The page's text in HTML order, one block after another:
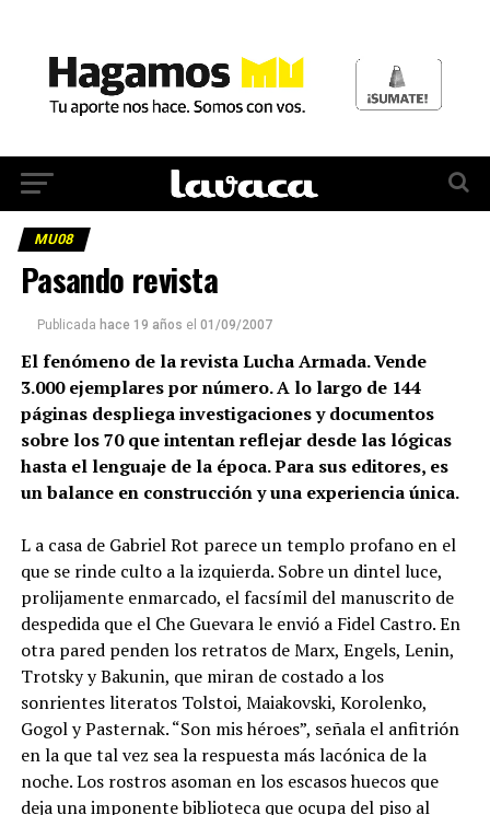
MU08
Pasando revista
Publicada hace 19 años el 01/09/2007
El fenómeno de la revista Lucha Armada. Vende
3.000 ejemplares por número. A lo largo de 144
páginas despliega investigaciones y documentos
sobre los 70 que intentan reflejar desde las lógicas
hasta el lenguaje de la época. Para sus editores, es
un balance en construcción y una experiencia única.
L a casa de Gabriel Rot parece un templo profano en el
que se rinde culto a la izquierda. Sobre un dintel luce,
prolijamente enmarcado, el facsímil del manuscrito de
despedida que el Che Guevara le envió a Fidel Castro. En
otra pared penden los retratos de Marx, Engels, Lenin,
Trotsky y Bakunin, que miran de costado a los
sonrientes literatos Tolstoi, Maiakovski, Korolenko,
Gogol y Pasternak. “Son mis héroes”, señala el anfitrión
en la que tal vez sea la respuesta más lacónica de la
noche. Los rostros asoman en los escasos huecos que
deja una imponente biblioteca que ocupa del piso al